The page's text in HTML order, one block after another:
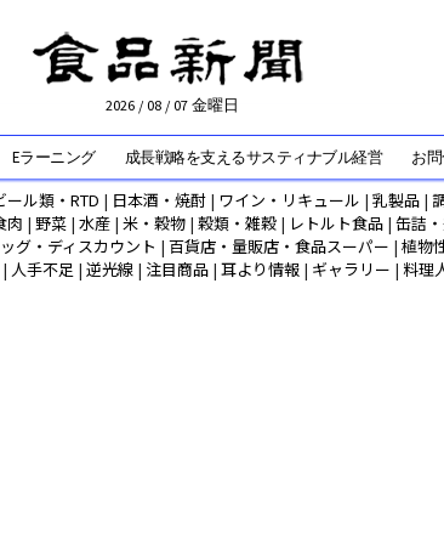
2026 / 08 / 07 金曜日
Eラーニング 成長戦略を支えるサスティナブル経営 お
ール類・RTD | 日本酒・焼酎 | ワイン・リキュール | 乳製品 |
肉 | 野菜 | 水産 | 米・穀物 | 穀類・雑穀 | レトルト食品 | 缶詰
グ・ディスカウント | 百貨店・量販店・食品スーパー | 植物
| 人手不足 | 逆光線 | 注目商品 | 耳より情報 | ギャラリー | 料理